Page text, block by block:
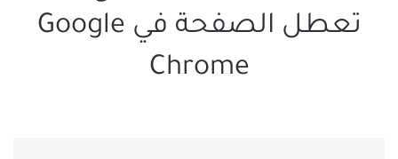
تعطل الصفحة في Google
Chrome